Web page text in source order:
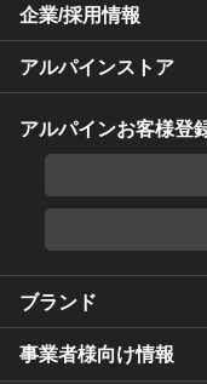
企業/採用情報
アルパインストア
アルパインお客様登
ブランド
事業者様向け情報